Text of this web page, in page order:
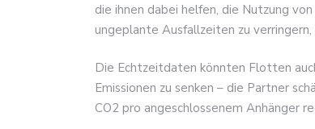
die ihnen dabei helfen, die Nutzung
ungeplante Ausfallzeiten zu verringern,
Die Echtzeitdaten könnten Flotten
Emissionen zu senken – die Partner
CO2 pro angeschlossenem Anhänger